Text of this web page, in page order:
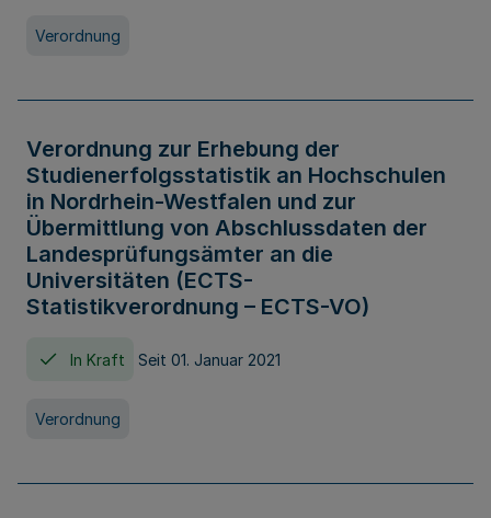
Verordnung
Verordnung zur Erhebung der
Studienerfolgsstatistik an Hochschulen
in Nordrhein-Westfalen und zur
Übermittlung von Abschlussdaten der
Landesprüfungsämter an die
Universitäten (ECTS-
Statistikverordnung – ECTS-VO)
In Kraft Seit 01. Januar 2021
Verordnung